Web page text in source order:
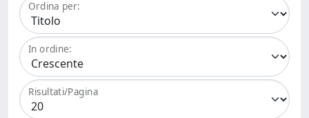
Ordina per:
In ordine:
Risultati/Pagina